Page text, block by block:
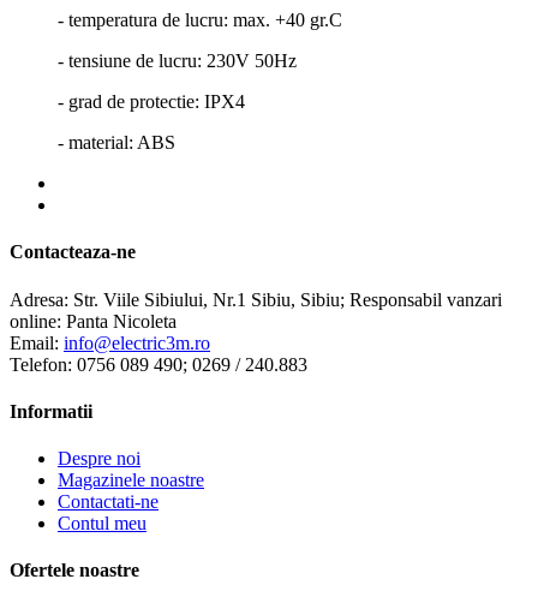
- temperatura de lucru: max. +40 gr.C
- tensiune de lucru: 230V 50Hz
- grad de protectie: IPX4
- material: ABS
Contacteaza-ne
Adresa: Str. Viile Sibiului, Nr.1 Sibiu, Sibiu; Responsabil vanzari
online: Panta Nicoleta
Email: info@electric3m.ro
Telefon: 0756 089 490; 0269 / 240.883
Informatii
Despre noi
Magazinele noastre
Contactati-ne
Contul meu
Ofertele noastre